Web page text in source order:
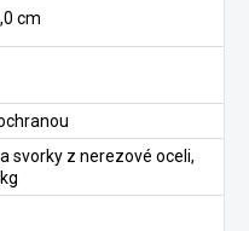
cm
svorky z nerezové oceli,